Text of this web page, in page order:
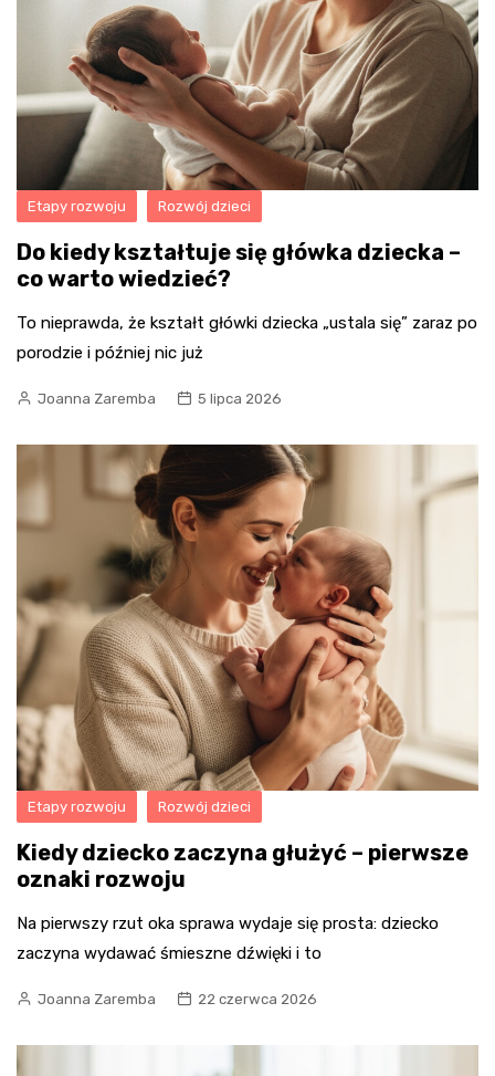
Etapy rozwoju Rozwój dzieci
Do kiedy kształtuje się główka dziecka –
co warto wiedzieć?
To nieprawda, że kształt główki dziecka „ustala się” zaraz po
porodzie i później nic już
Joanna Zaremba 5 lipca 2026
Etapy rozwoju Rozwój dzieci
Kiedy dziecko zaczyna głużyć – pierwsze
oznaki rozwoju
Na pierwszy rzut oka sprawa wydaje się prosta: dziecko
zaczyna wydawać śmieszne dźwięki i to
Joanna Zaremba 22 czerwca 2026